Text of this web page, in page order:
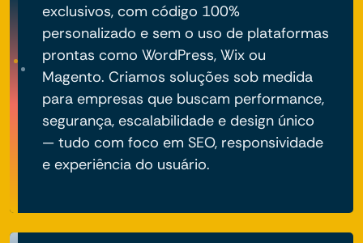
exclusivos, com código 100%
personalizado e sem o uso de plataformas
prontas como WordPress, Wix ou
Magento. Criamos soluções sob medida
para empresas que buscam performance,
segurança, escalabilidade e design único
— tudo com foco em SEO, responsividade
e experiência do usuário.